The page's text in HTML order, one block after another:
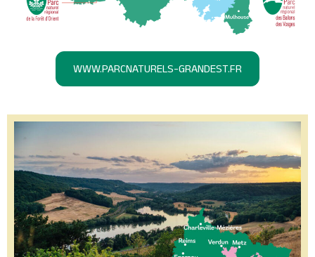
WWW.PARCNATURELS-GRANDEST.FR